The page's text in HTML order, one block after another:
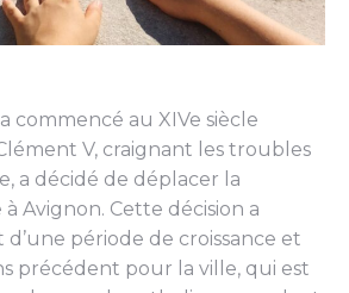
a commencé au XIVe siècle
V, craignant les troubles
a décidé de déplacer la
Avignon. Cette décision a
période de croissance et
précédent pour la ville, qui est